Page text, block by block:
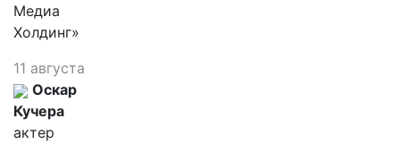
Медиа
Холдинг»
11 августа
Оскар
Кучера
актер